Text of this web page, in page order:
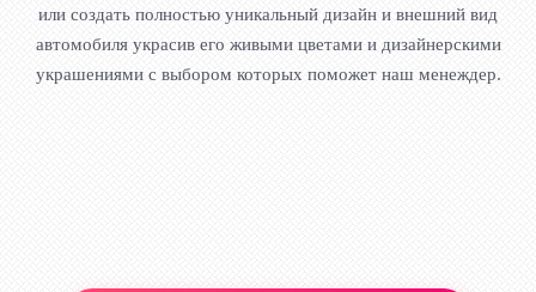
или создать полностью уникальный дизайн и внешний вид
автомобиля украсив его живыми цветами и дизайнерскими
украшениями с выбором которых поможет наш менеждер.